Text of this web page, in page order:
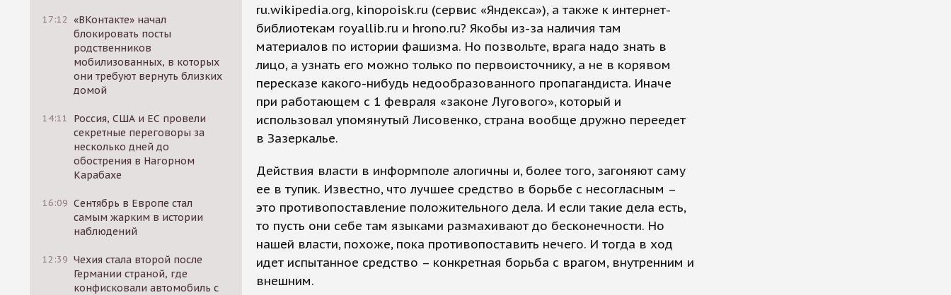
17:12 «ВКонтакте» начал
блокировать посты
родственников
мобилизованных, в которых
они требуют вернуть близких
домой
14:11
Россия, США и ЕС провели
секретные переговоры за
несколько дней до
обострения в Нагорном
Карабахе
16:09 Сентябрь в Европе стал
самым жарким в истории
наблюдений
12:39 Чехия стала второй после
Германии страной, где
конфисковали автомобиль с
ru.wikipedia.org, kinopoisk.ru (сервис «Яндекса»), а также к интернет-
библиотекам royallib.ru и hrono.ru? Якобы из-за наличия там
материалов по истории фашизма. Но позвольте, врага надо знать в
лицо, а узнать его можно только по первоисточнику, а не в корявом
пересказе какого-нибудь недообразованного пропагандиста. Иначе
при работающем с 1 февраля «законе Лугового», который и
использовал упомянутый Лисовенко, страна вообще дружно переедет
в Зазеркалье.
Действия власти в информполе алогичны и, более того, загоняют саму
ее в тупик. Известно, что лучшее средство в борьбе с несогласным –
это противопоставление положительного дела. И если такие дела есть,
то пусть они себе там языками размахивают до бесконечности. Но
нашей власти, похоже, пока противопоставить нечего. И тогда в ход
идет испытанное средство – конкретная борьба с врагом, внутренним и
внешним.